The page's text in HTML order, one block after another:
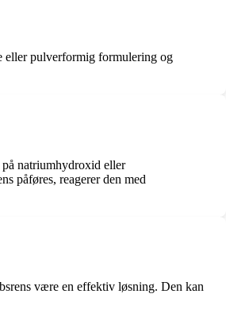
eller pulverformig formulering og
på natriumhydroxid eller
påføres, reagerer den med
være en effektiv løsning. Den kan